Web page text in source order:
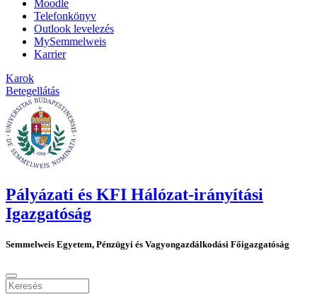
Moodle
Telefonkönyv
Outlook levelezés
MySemmelweis
Karrier
Karok
Betegellátás
Pályázati és KFI Hálózat-irányítási
Igazgatóság
Semmelweis Egyetem, Pénzügyi és Vagyongazdálkodási Főigazgatóság